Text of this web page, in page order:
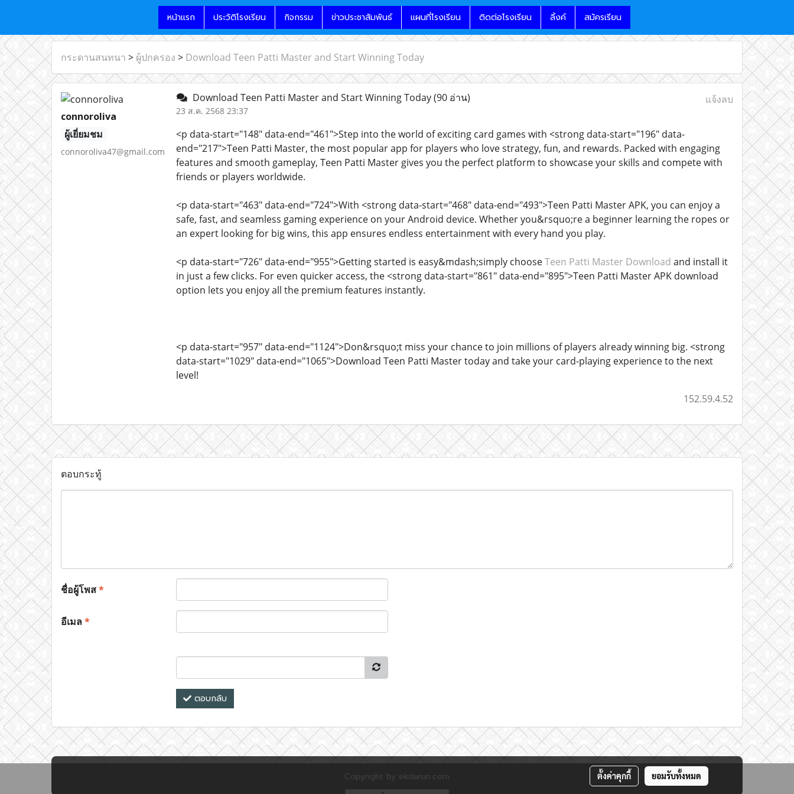
หน้าแรก ประวัติโรงเรียน กิจกรรม ข่าวประชาสัมพันธ์ แผนที่โรงเรียน ติดต่อโรงเรียน ลิ้งค์ สมัครเรียน
กระดานสนทนา > ผู้ปกครอง > Download Teen Patti Master and Start Winning Today
connoroliva
ผู้เยี่ยมชม
connoroliva47@gmail.com
Download Teen Patti Master and Start Winning Today(90 อ่าน)
23 ส.ค. 2568 23:37
แจ้งลบ
<p data-start="148" data-end="461">Step into the world of exciting card games with <strong data-start="196" data-
end="217">Teen Patti Master, the most popular app for players who love strategy, fun, and rewards. Packed with engaging
features and smooth gameplay, Teen Patti Master gives you the perfect platform to showcase your skills and compete with
friends or players worldwide.
<p data-start="463" data-end="724">With <strong data-start="468" data-end="493">Teen Patti Master APK, you can enjoy a
safe, fast, and seamless gaming experience on your Android device. Whether you&rsquo;re a beginner learning the ropes or
an expert looking for big wins, this app ensures endless entertainment with every hand you play.
<p data-start="726" data-end="955">Getting started is easy&mdash;simply chooseTeen Patti Master Download and install it
in just a few clicks. For even quicker access, the <strong data-start="861" data-end="895">Teen Patti Master APK download
option lets you enjoy all the premium features instantly.
<p data-start="957" data-end="1124">Don&rsquo;t miss your chance to join millions of players already winning big. <strong
data-start="1029" data-end="1065">Download Teen Patti Master today and take your card-playing experience to the next
level!
152.59.4.52
ตอบกระทู้
ชื่อผู้โพส*
อีเมล*
ตอบกลับ
Copyright by ekdarun.com ตั้งค่าคุกกี้ ยอมรับทั้งหมด